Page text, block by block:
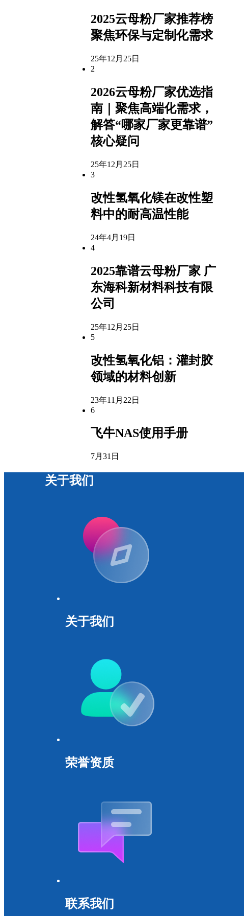
2025云母粉厂家推荐榜
聚焦环保与定制化需求
25年12月25日
2
2026云母粉厂家优选指
南｜聚焦高端化需求，
解答“哪家厂家更靠谱”
核心疑问
25年12月25日
3
改性氢氧化镁在改性塑
料中的耐高温性能
24年4月19日
4
2025靠谱云母粉厂家 广
东海科新材料科技有限
公司
25年12月25日
5
改性氢氧化铝：灌封胶
领域的材料创新
23年11月22日
6
飞牛NAS使用手册
7月31日
关于我们
关于我们
荣誉资质
联系我们